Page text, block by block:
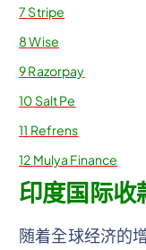
7 Stripe
8Wise
9Razorpay
10 Salt Pe
11 Refrens
12 Mulya Finance
印度国际收
随着全球经济的